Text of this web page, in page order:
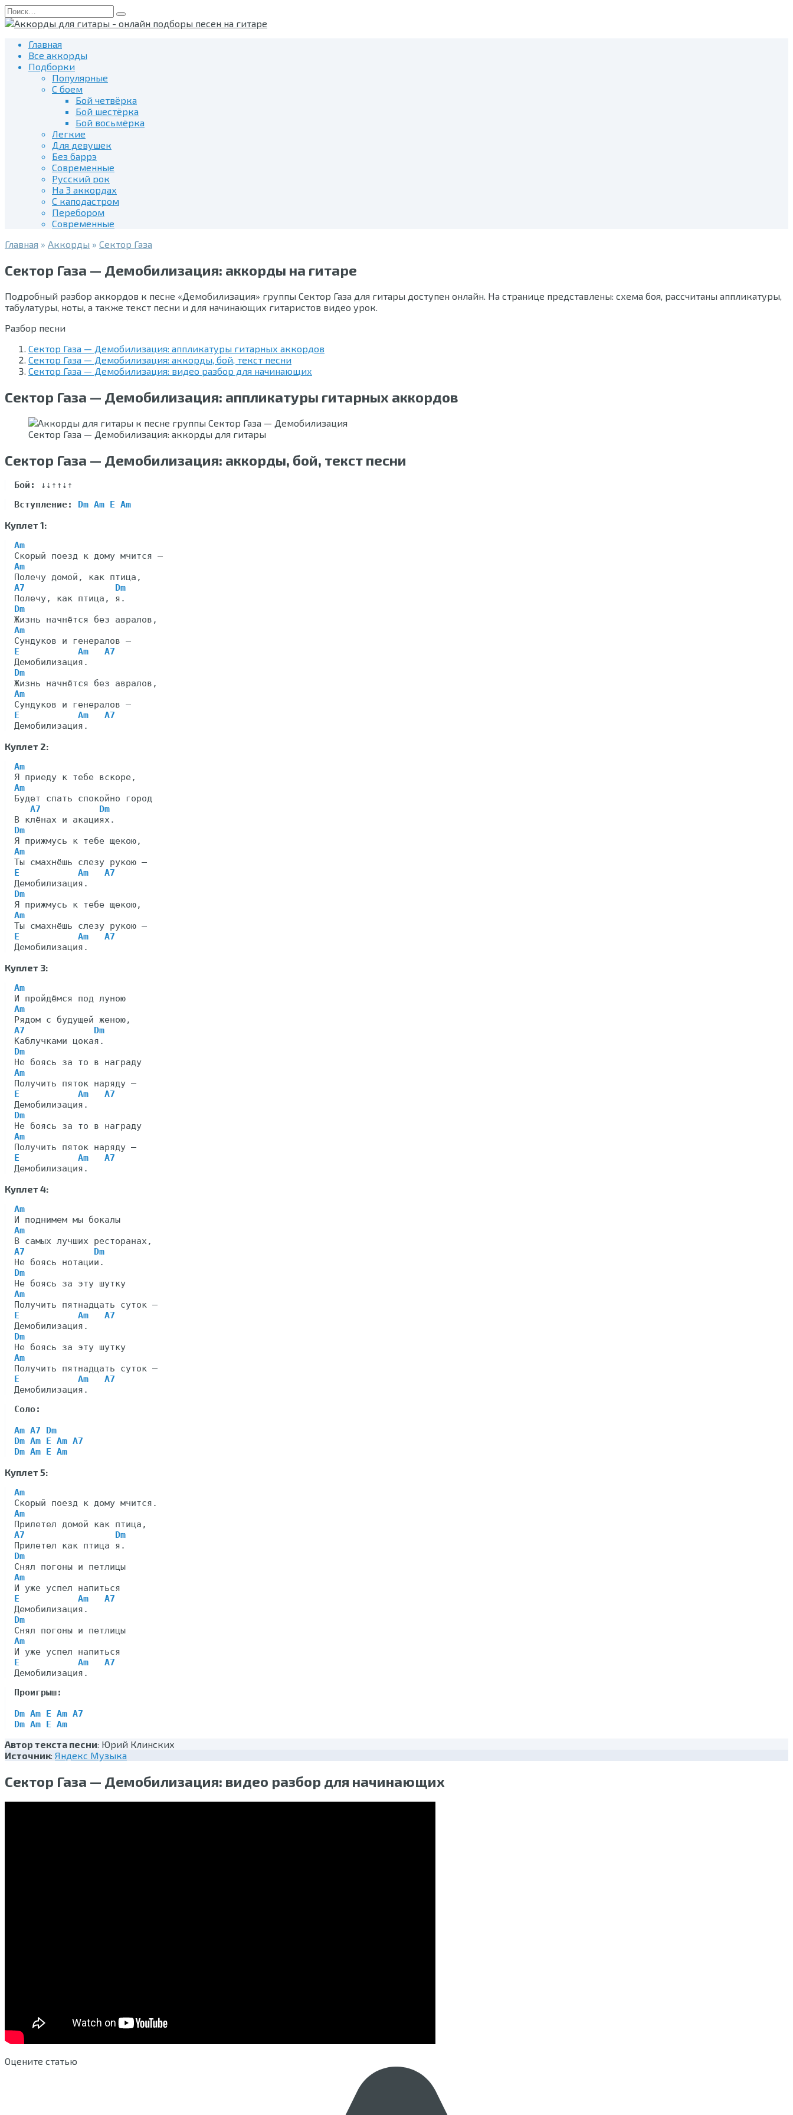
Перейти
к
содержанию
Search
for:
Главная
Все аккорды
Подборки
Популярные
С боем
Бой четвёрка
Бой шестёрка
Бой восьмёрка
Легкие
Для девушек
Без баррэ
Современные
Русский рок
На 3 аккордах
С каподастром
Перебором
Современные
Главная » Аккорды » Сектор Газа
Сектор Газа — Демобилизация: аккорды на гитаре
Подробный разбор аккордов к песне «Демобилизация» группы Сектор Газа для гитары доступен онлайн. На странице представлены: схема боя, рассчитаны аппликатуры,
табулатуры, ноты, а также текст песни и для начинающих гитаристов видео урок.
Разбор песни
Сектор Газа — Демобилизация: аппликатуры гитарных аккордов
Сектор Газа — Демобилизация: аккорды, бой, текст песни
Сектор Газа — Демобилизация: видео разбор для начинающих
Сектор Газа — Демобилизация: аппликатуры гитарных аккордов
Сектор Газа — Демобилизация: аккорды для гитары
Сектор Газа — Демобилизация: аккорды, бой, текст песни
Бой:
Вступление:
Dm Am E Am
Куплет 1:
Am
Am
A7                 Dm
Dm
Am
E           Am   A7
Dm
Am
E           Am   A7
Куплет 2:
Am
Am
Будет спать спокойно город
A7           Dm
Dm
Am
E           Am   A7
Dm
Am
E           Am   A7
Куплет 3:
Am
Am
A7             Dm
Dm
Am
E           Am   A7
Dm
Am
E           Am   A7
Куплет 4:
Am
Am
A7             Dm
Dm
Am
E           Am   A7
Dm
Am
E           Am   A7
Соло:
Am A7 Dm
Dm Am E Am A7
Dm Am E Am
Куплет 5:
Am
Am
A7                 Dm
Dm
Am
E           Am   A7
Dm
Am
E           Am   A7
Проигрыш:
Dm Am E Am A7
Dm Am E Am
Автор текста песни: Юрий Клинских
Источник: Яндекс Музыка
Сектор Газа — Демобилизация: видео разбор для начинающих
Оцените статью